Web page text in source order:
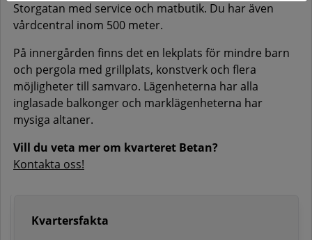
Storgatan med service och matbutik. Du har även
vårdcentral inom 500 meter.
På innergården finns det en lekplats för mindre barn
och pergola med grillplats, konstverk och flera
möjligheter till samvaro. Lägenheterna har alla
inglasade balkonger och marklägenheterna har
mysiga altaner.
Vill du veta mer om kvarteret Betan?
Kontakta oss!
Kvartersfakta